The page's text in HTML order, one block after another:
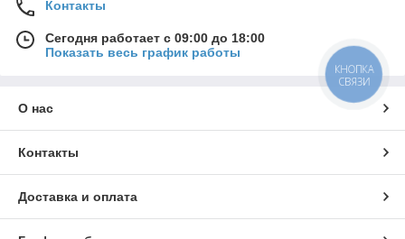
Контакты
Сегодня работает с 09:00 до 18:00
Показать весь график работы
О нас
Контакты
Доставка и оплата
КНОПКА
СВЯЗИ